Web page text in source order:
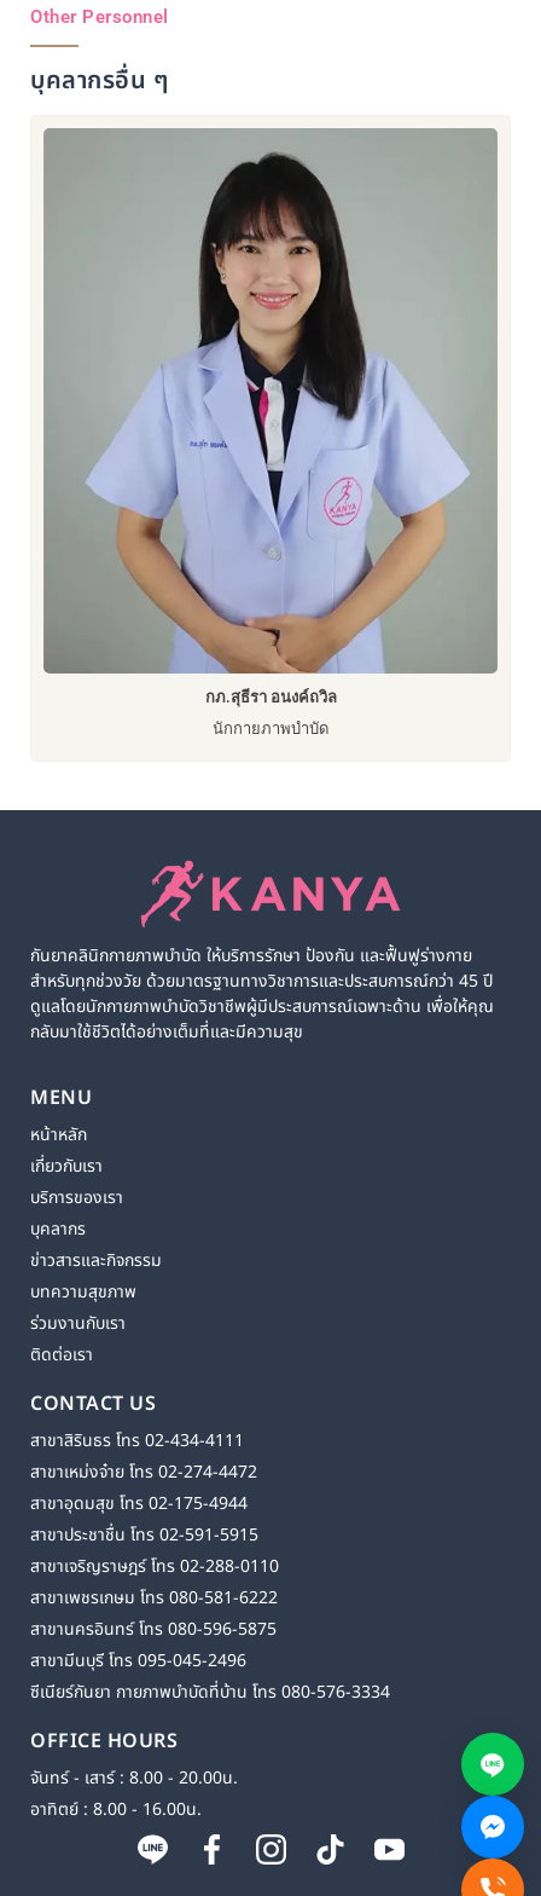
Other Personnel
บุคลากรอื่น ๆ
กภ.สุธีรา อนงค์ถวิล
นักกายภาพบำบัด
กันยาคลินิกกายภาพบำบัด ให้บริการรักษา ป้องกัน และฟื้นฟูร่างกาย
สำหรับทุกช่วงวัย ด้วยมาตรฐานทางวิชาการและประสบการณ์กว่า 45 ปี
ดูแลโดยนักกายภาพบำบัดวิชาชีพผู้มีประสบการณ์เฉพาะด้าน เพื่อให้คุณ
กลับมาใช้ชีวิตได้อย่างเต็มที่และมีความสุข
MENU
หน้าหลัก
เกี่ยวกับเรา
บริการของเรา
บุคลากร
ข่าวสารและกิจกรรม
บทความสุขภาพ
ร่วมงานกับเรา
ติดต่อเรา
CONTACT US
สาขาสิรินธร โทร 02-434-4111
สาขาเหม่งจ๋าย โทร 02-274-4472
สาขาอุดมสุข โทร 02-175-4944
สาขาประชาชื่น โทร 02-591-5915
สาขาเจริญราษฎร์ โทร 02-288-0110
สาขาเพชรเกษม โทร 080-581-6222
สาขานครอินทร์ โทร 080-596-5875
สาขามีนบุรี โทร 095-045-2496
ซีเนียร์กันยา กายภาพบำบัดที่บ้าน โทร 080-576-3334
OFFICE HOURS
จันทร์ - เสาร์ : 8.00 - 20.00น.
อาทิตย์ : 8.00 - 16.00น.